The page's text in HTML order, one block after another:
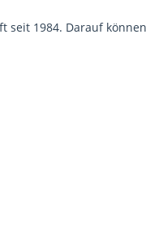
seit 1984. Darauf können